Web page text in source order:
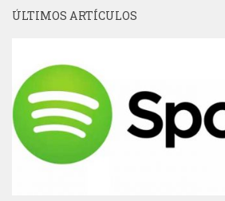
ÚLTIMOS ARTÍCULOS